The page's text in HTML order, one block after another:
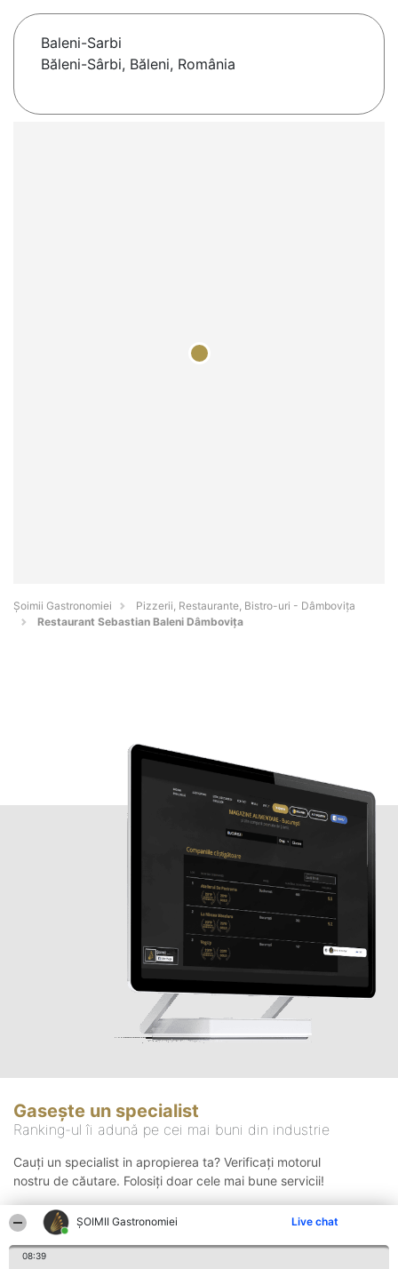
ȘOIMII Gastronomiei Live chat
08:39
Baleni-Sarbi
Băleni-Sârbi, Băleni, România
Șoimii Gastronomiei
Pizzerii, Restaurante, Bistro-uri - Dâmboviţa
Restaurant Sebastian Baleni Dâmbovița
Gasește un specialist
Ranking-ul îi adună pe cei mai buni din industrie
Cauți un specialist in apropierea ta? Verificați motorul
nostru de căutare. Folosiți doar cele mai bune servicii!